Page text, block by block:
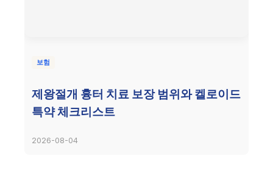
보험
제왕절개 흉터 치료 보장 범위와 켈로이드
특약 체크리스트
2026-08-04